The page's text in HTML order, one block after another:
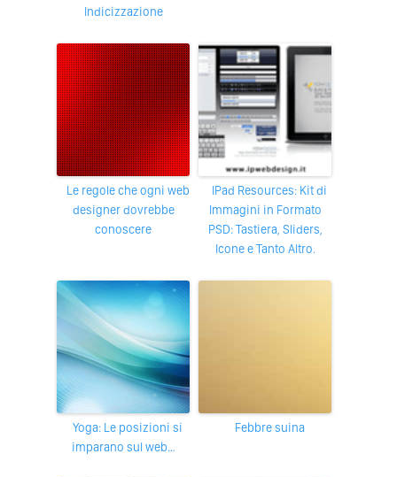
Indicizzazione
Le regole che ogni web
designer dovrebbe
conoscere
iPad Resources: Kit di
Immagini in Formato
PSD: Tastiera, Sliders,
Icone e Tanto Altro.
Yoga: Le posizioni si
imparano sul web…
Febbre suina